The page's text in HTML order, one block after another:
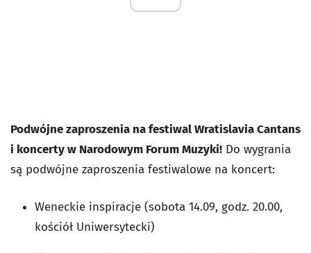
Podwójne zaproszenia na festiwal Wratislavia Cantans
i koncerty w Narodowym Forum Muzyki! Do wygrania
są podwójne zaproszenia festiwalowe na koncert:
Weneckie inspiracje (sobota 14.09, godz. 20.00,
kościół Uniwersytecki)